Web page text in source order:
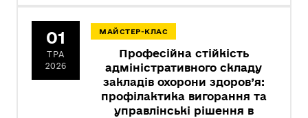
01
ТРА
2026
МАЙСТЕР-КЛАС
Професійна стійкість
адміністративного складу
закладів охорони здоров’я:
профілактика вигорання та
управлінські рішення в